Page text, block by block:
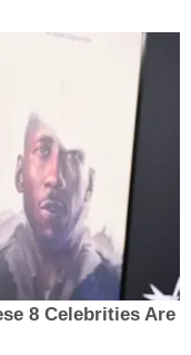
8 Celebrities Are